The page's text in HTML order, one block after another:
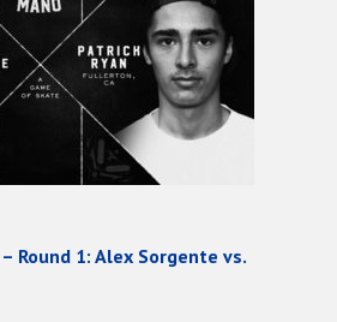
Round 1: Alex Sorgente vs.